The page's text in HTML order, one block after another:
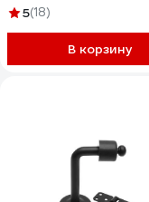
европакет 15808
5(18)
В корзину